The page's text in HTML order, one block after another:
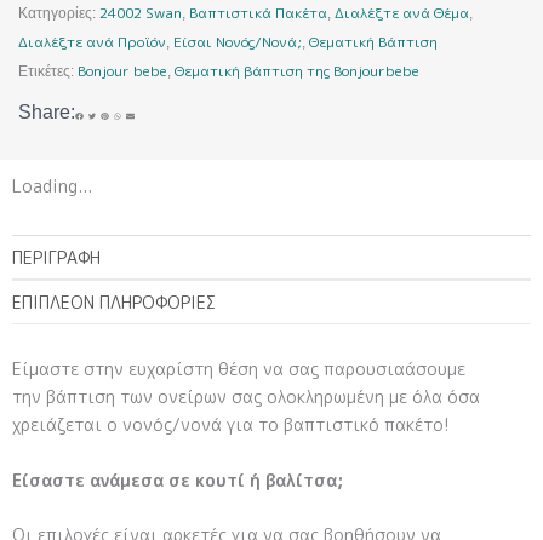
Κατηγορίες: 24002 Swan, Βαπτιστικά Πακέτα, Διαλέξτε ανά Θέμα,
Διαλέξτε ανά Προϊόν, Είσαι Νονός/Νονά;, Θεματική Βάπτιση
Ετικέτες: Bonjour bebe, Θεματική βάπτιση της Bonjourbebe
Share:
Loading...
ΠΕΡΙΓΡΑΦΉ
ΕΠΙΠΛΈΟΝ ΠΛΗΡΟΦΟΡΊΕΣ
Είμαστε στην ευχαρίστη θέση να σας παρουσιαάσουμε
την βάπτιση των ονείρων σας ολοκληρωμένη με όλα όσα
χρειάζεται ο νονός/νονά για το βαπτιστικό πακέτο!
Είσαστε ανάμεσα σε κουτί ή βαλίτσα;
Οι επιλογές είναι αρκετές για να σας βοηθήσουν να